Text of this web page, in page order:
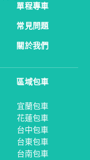
單程專車
常見問題
關於我們
區域包車
宜蘭包車
花蓮包車
台中包車
台東包車
台南包車